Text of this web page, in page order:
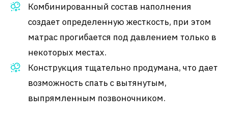
Комбинированный состав наполнения
создает определенную жесткость, при этом
матрас прогибается под давлением только в
некоторых местах.
Конструкция тщательно продумана, что дает
возможность спать с вытянутым,
выпрямленным позвоночником.